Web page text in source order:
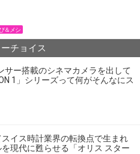
＆メシ
チョイス
サー搭載のシネマカメラを出して
1」シリーズって何がそんなにス
イス時計業界の転換点で生まれ
現代に甦らせる「オリス スター